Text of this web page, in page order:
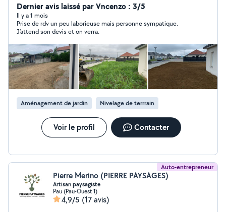
d'entretien dans votre jardin ainsi que tout type de
création. Paiement en CESU.
Dernier avis laissé par Vncenzo : 3/5
Il y a 1 mois
Prise de rdv un peu laborieuse mais personne sympatique.
J’attend son devis et on verra.
Aménagement de jardin Nivelage de terrrain
Voir le profil Contacter
Auto-entrepreneur
Pierre Merino (PIERRE PAYSAGES)
Artisan paysagiste
Pau (Pau-Ouest 1)
4,9/5 (17 avis)